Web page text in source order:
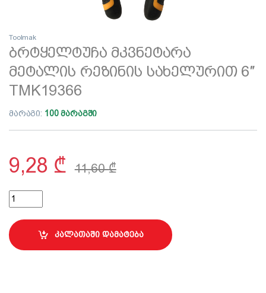
Toolmak
ბრტყელტუჩა მკვნეტარა
მეტალის რეზინის სახელურით 6″
TMK19366
მარაგი: 100 მარაგში
9,28 ₾ 11,60₾
ბრტყელტუჩა მკვნეტარა მეტალის რეზინის სახელურით 6"
კალათაში დამატება